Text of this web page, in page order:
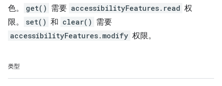
色。
get() 需要 accessibilityFeatures.read 权
限。
set() 和 clear() 需要
accessibilityFeatures.modify 权限。
类型